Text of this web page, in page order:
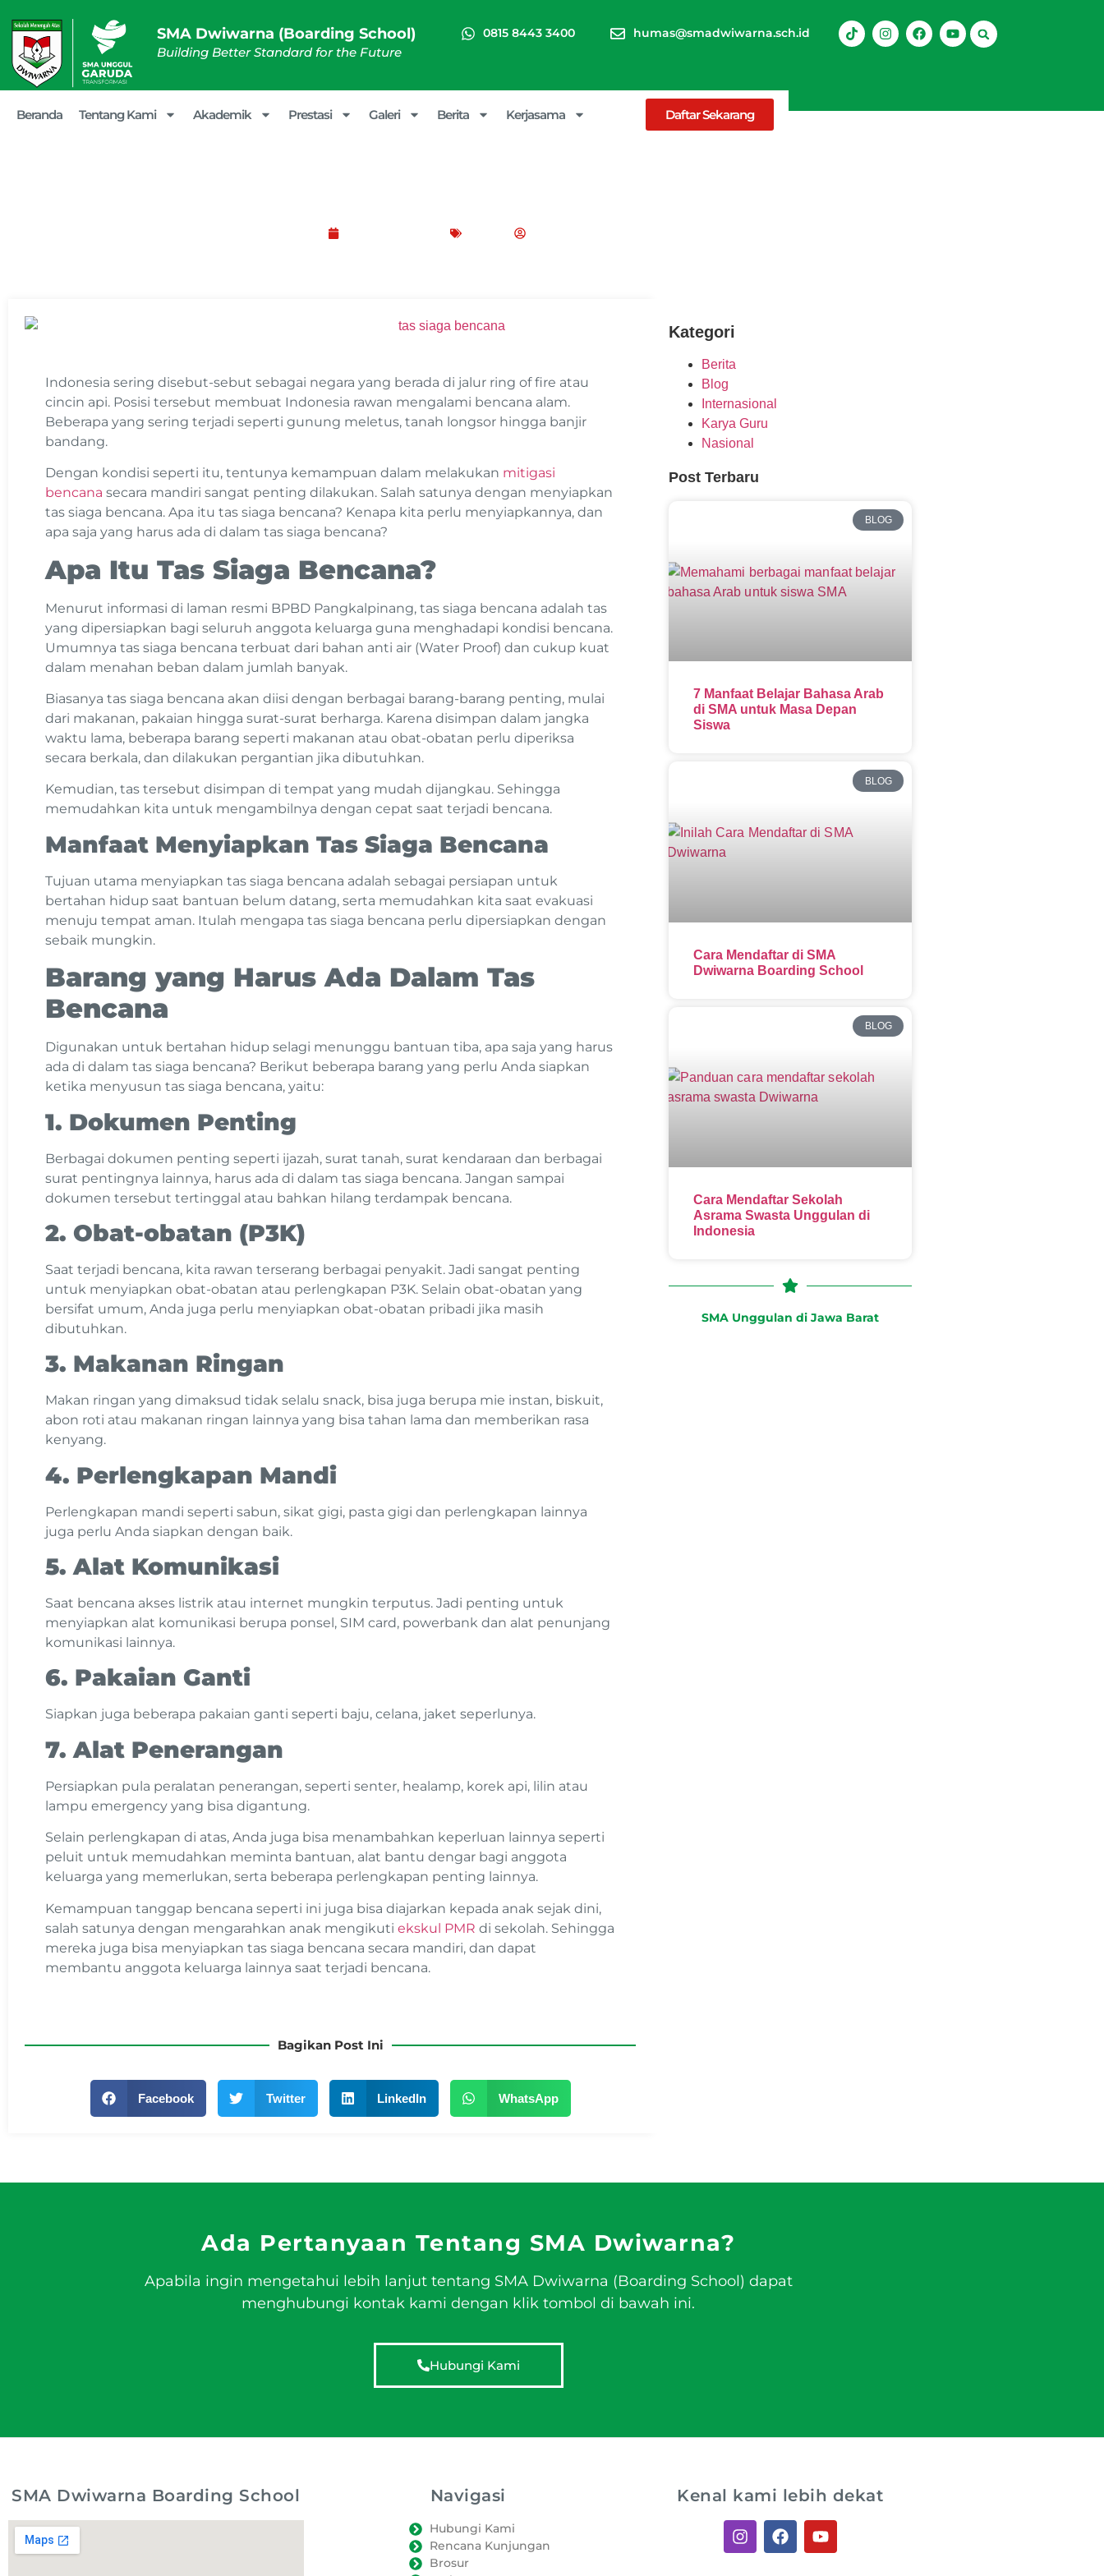
SMA Dwiwarna (Boarding School)
Building Better Standard for the Future
0815 8443 3400 humas@smadwiwarna.sch.id
Beranda Tentang Kami Akademik Prestasi Galeri Berita Kerjasama Daftar Sekarang
Indonesia sering disebut-sebut sebagai negara yang berada di jalur ring of fire atau
cincin api. Posisi tersebut membuat Indonesia rawan mengalami bencana alam.
Beberapa yang sering terjadi seperti gunung meletus, tanah longsor hingga banjir
bandang.
Dengan kondisi seperti itu, tentunya kemampuan dalam melakukan mitigasi
bencana secara mandiri sangat penting dilakukan. Salah satunya dengan menyiapkan
tas siaga bencana. Apa itu tas siaga bencana? Kenapa kita perlu menyiapkannya, dan
apa saja yang harus ada di dalam tas siaga bencana?
Apa Itu Tas Siaga Bencana?
Menurut informasi di laman resmi BPBD Pangkalpinang, tas siaga bencana adalah tas
yang dipersiapkan bagi seluruh anggota keluarga guna menghadapi kondisi bencana.
Umumnya tas siaga bencana terbuat dari bahan anti air (Water Proof) dan cukup kuat
dalam menahan beban dalam jumlah banyak.
Biasanya tas siaga bencana akan diisi dengan berbagai barang-barang penting, mulai
dari makanan, pakaian hingga surat-surat berharga. Karena disimpan dalam jangka
waktu lama, beberapa barang seperti makanan atau obat-obatan perlu diperiksa
secara berkala, dan dilakukan pergantian jika dibutuhkan.
Kemudian, tas tersebut disimpan di tempat yang mudah dijangkau. Sehingga
memudahkan kita untuk mengambilnya dengan cepat saat terjadi bencana.
Manfaat Menyiapkan Tas Siaga Bencana
Tujuan utama menyiapkan tas siaga bencana adalah sebagai persiapan untuk
bertahan hidup saat bantuan belum datang, serta memudahkan kita saat evakuasi
menuju tempat aman. Itulah mengapa tas siaga bencana perlu dipersiapkan dengan
sebaik mungkin.
Barang yang Harus Ada Dalam Tas
Bencana
Digunakan untuk bertahan hidup selagi menunggu bantuan tiba, apa saja yang harus
ada di dalam tas siaga bencana? Berikut beberapa barang yang perlu Anda siapkan
ketika menyusun tas siaga bencana, yaitu:
1. Dokumen Penting
Berbagai dokumen penting seperti ijazah, surat tanah, surat kendaraan dan berbagai
surat pentingnya lainnya, harus ada di dalam tas siaga bencana. Jangan sampai
dokumen tersebut tertinggal atau bahkan hilang terdampak bencana.
2. Obat-obatan (P3K)
Saat terjadi bencana, kita rawan terserang berbagai penyakit. Jadi sangat penting
untuk menyiapkan obat-obatan atau perlengkapan P3K. Selain obat-obatan yang
bersifat umum, Anda juga perlu menyiapkan obat-obatan pribadi jika masih
dibutuhkan.
3. Makanan Ringan
Makan ringan yang dimaksud tidak selalu snack, bisa juga berupa mie instan, biskuit,
abon roti atau makanan ringan lainnya yang bisa tahan lama dan memberikan rasa
kenyang.
4. Perlengkapan Mandi
Perlengkapan mandi seperti sabun, sikat gigi, pasta gigi dan perlengkapan lainnya
juga perlu Anda siapkan dengan baik.
5. Alat Komunikasi
Saat bencana akses listrik atau internet mungkin terputus. Jadi penting untuk
menyiapkan alat komunikasi berupa ponsel, SIM card, powerbank dan alat penunjang
komunikasi lainnya.
6. Pakaian Ganti
Siapkan juga beberapa pakaian ganti seperti baju, celana, jaket seperlunya.
7. Alat Penerangan
Persiapkan pula peralatan penerangan, seperti senter, healamp, korek api, lilin atau
lampu emergency yang bisa digantung.
Selain perlengkapan di atas, Anda juga bisa menambahkan keperluan lainnya seperti
peluit untuk memudahkan meminta bantuan, alat bantu dengar bagi anggota
keluarga yang memerlukan, serta beberapa perlengkapan penting lainnya.
Kemampuan tanggap bencana seperti ini juga bisa diajarkan kepada anak sejak dini,
salah satunya dengan mengarahkan anak mengikuti ekskul PMR di sekolah. Sehingga
mereka juga bisa menyiapkan tas siaga bencana secara mandiri, dan dapat
membantu anggota keluarga lainnya saat terjadi bencana.
Bagikan Post Ini
Facebook Twitter LinkedIn WhatsApp
Kategori
Berita
Blog
Internasional
Karya Guru
Nasional
Post Terbaru
BLOG
7 Manfaat Belajar Bahasa Arab
di SMA untuk Masa Depan
Siswa
BLOG
Cara Mendaftar di SMA
Dwiwarna Boarding School
BLOG
Cara Mendaftar Sekolah
Asrama Swasta Unggulan di
Indonesia
SMA Unggulan di Jawa Barat
Ada Pertanyaan Tentang SMA Dwiwarna?
Apabila ingin mengetahui lebih lanjut tentang SMA Dwiwarna (Boarding School) dapat
menghubungi kontak kami dengan klik tombol di bawah ini.
Hubungi Kami
SMA Dwiwarna Boarding School Navigasi
Hubungi Kami
Rencana Kunjungan
Brosur
Kenal kami lebih dekat